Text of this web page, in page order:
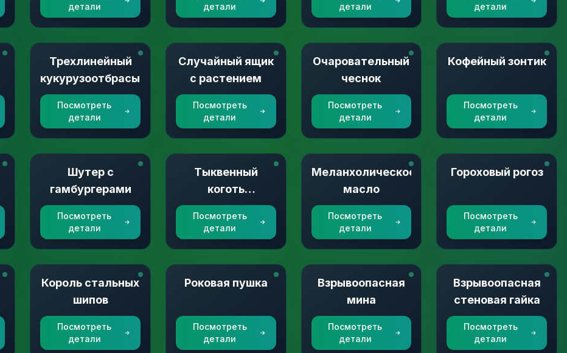
детали
детали
детали
детали
Трехлинейный
кукурузоотбрасыватель
Посмотреть
детали
Случайный ящик
с растением
Посмотреть
детали
Очаровательный
чеснок
Посмотреть
детали
Кофейный зонтик
Посмотреть
детали
Шутер с
гамбургерами
Посмотреть
детали
Тыквенный
коготь
солнечного
света
Посмотреть
детали
Меланхолическое
масло
Посмотреть
детали
Гороховый рогоз
Посмотреть
детали
Король стальных
шипов
Посмотреть
детали
Роковая пушка
Посмотреть
детали
Взрывоопасная
мина
Посмотреть
детали
Взрывоопасная
стеновая гайка
Посмотреть
детали